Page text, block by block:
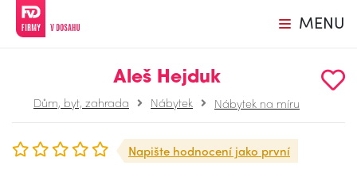
MENU
Aleš Hejduk
Dům, byt, zahrada Nábytek Nábytek na míru
Napište hodnocení jako první